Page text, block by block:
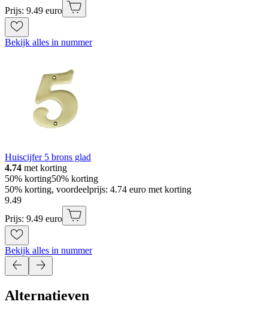
Prijs: 9.49 euro
Bekijk alles in nummer
Huiscijfer 5 brons glad
4.74 met korting
50% korting50% korting
50% korting, voordeelprijs: 4.74 euro met korting
9.49
Prijs: 9.49 euro
Bekijk alles in nummer
Alternatieven